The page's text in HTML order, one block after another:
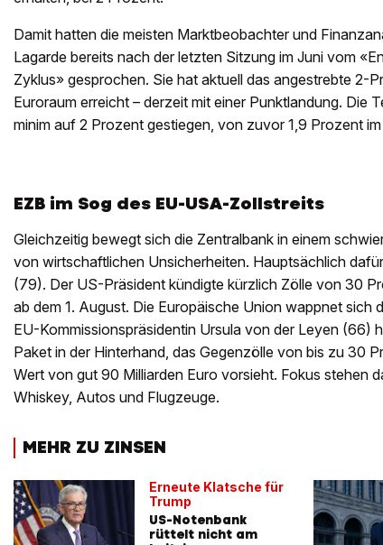
Damit hatten die meisten Marktbeobachter und
Lagarde bereits nach der letzten Sitzung im Juni vom
Zyklus» gesprochen. Sie hat aktuell das angestrebte 2-
Euroraum erreicht – derzeit mit einer Punktlandung. Die
minim auf 2 Prozent gestiegen, von zuvor 1,9 Prozent im
EZB im Sog des EU-USA-Zollstreits
Gleichzeitig bewegt sich die Zentralbank in einem
von wirtschaftlichen Unsicherheiten. Hauptsächlich
(79). Der US-Präsident kündigte kürzlich Zölle von 30
ab dem 1. August. Die Europäische Union wappnet sich
EU-Kommissionspräsidentin Ursula von der Leyen (66)
Paket in der Hinterhand, das Gegenzölle von bis zu 30
Wert von gut 90 Milliarden Euro vorsieht. Fokus stehen
Whiskey, Autos und Flugzeuge.
MEHR ZU ZINSEN
Erneute Klatsche für
Trump
US-Notenbank
rüttelt nicht am